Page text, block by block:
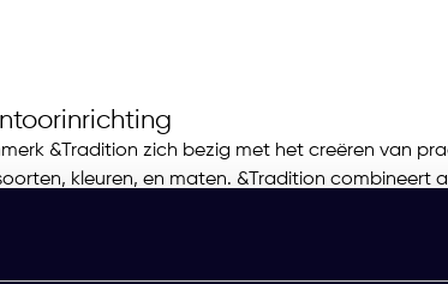
&Tradition zich bezig met het creëren van
kleuren, en maten. &Tradition
veel ontwerpen tijdloos ogen. Door
worden benadrukt binnen &Tradition.
werkt vaak samen met zowel